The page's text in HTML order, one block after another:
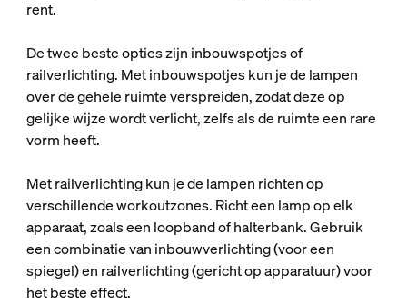
rent.
De twee beste opties zijn inbouwspotjes of
railverlichting. Met inbouwspotjes kun je de lampen
over de gehele ruimte verspreiden, zodat deze op
gelijke wijze wordt verlicht, zelfs als de ruimte een rare
vorm heeft.
Met railverlichting kun je de lampen richten op
verschillende workoutzones. Richt een lamp op elk
apparaat, zoals een loopband of halterbank. Gebruik
een combinatie van inbouwverlichting (voor een
spiegel) en railverlichting (gericht op apparatuur) voor
het beste effect.